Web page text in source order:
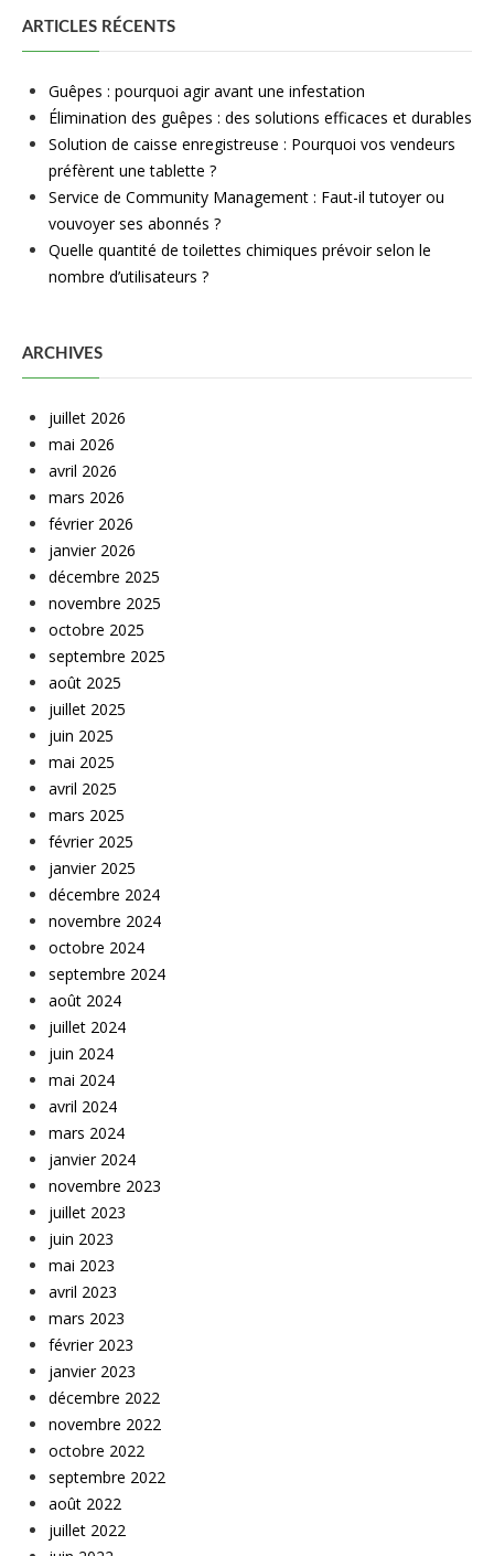
ARTICLES RÉCENTS
Guêpes : pourquoi agir avant une infestation
Élimination des guêpes : des solutions efficaces et durables
Solution de caisse enregistreuse : Pourquoi vos vendeurs
préfèrent une tablette ?
Service de Community Management : Faut-il tutoyer ou
vouvoyer ses abonnés ?
Quelle quantité de toilettes chimiques prévoir selon le
nombre d’utilisateurs ?
ARCHIVES
juillet 2026
mai 2026
avril 2026
mars 2026
février 2026
janvier 2026
décembre 2025
novembre 2025
octobre 2025
septembre 2025
août 2025
juillet 2025
juin 2025
mai 2025
avril 2025
mars 2025
février 2025
janvier 2025
décembre 2024
novembre 2024
octobre 2024
septembre 2024
août 2024
juillet 2024
juin 2024
mai 2024
avril 2024
mars 2024
janvier 2024
novembre 2023
juillet 2023
juin 2023
mai 2023
avril 2023
mars 2023
février 2023
janvier 2023
décembre 2022
novembre 2022
octobre 2022
septembre 2022
août 2022
juillet 2022